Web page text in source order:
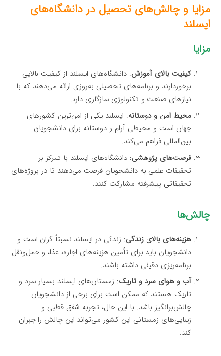
مزایا و چالش‌های تحصیل در دانشگاه‌های
ایسلند
مزایا
کیفیت بالای آموزش: دانشگاه‌های ایسلند از کیفیت بالایی
برخوردارند و برنامه‌های تحصیلی به‌روزی ارائه می‌دهند که با
نیازهای صنعت و تکنولوژی سازگاری دارد.
محیط امن و دوستانه: ایسلند یکی از امن‌ترین کشورهای
جهان است و محیطی آرام و دوستانه برای دانشجویان
بین‌المللی فراهم می‌کند.
فرصت‌های پژوهشی: دانشگاه‌های ایسلند با تمرکز بر
تحقیقات علمی به دانشجویان فرصت می‌دهند تا در پروژه‌های
تحقیقاتی پیشرفته مشارکت کنند.
چالش‌ها
هزینه‌های بالای زندگی: زندگی در ایسلند نسبتاً گران است و
دانشجویان باید برای تأمین هزینه‌های اجاره، غذا، و حمل‌ونقل
برنامه‌ریزی دقیقی داشته باشند.
آب و هوای سرد و تاریک: زمستان‌های ایسلند بسیار سرد و
تاریک هستند که ممکن است برای برخی از دانشجویان
چالش‌برانگیز باشد. با این حال، تجربه شفق قطبی و
زیبایی‌های زمستانی این کشور می‌تواند این چالش را جبران
کند.